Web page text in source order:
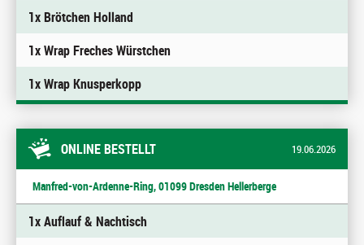
1x Brötchen Holland
1x Wrap Freches Würstchen
1x Wrap Knusperkopp
ONLINE BESTELLT 19.06.2026
Manfred-von-Ardenne-Ring, 01099 Dresden Hellerberge
1x Auflauf & Nachtisch